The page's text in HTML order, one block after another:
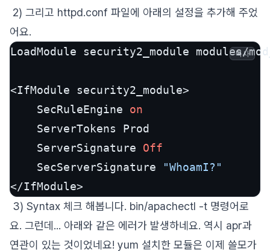
2) 그리고 httpd.conf 파일에 아래의 설정을 추가해 주었
어요.
LoadModule security2_module modules/
<IfModule security2_module>
    SecRuleEngine
on
    ServerTokens Prod
    ServerSignature
Off
    SecServerSignature
"WhoamI?"
</IfModule>
복사
3) Syntax 체크 해봅니다. bin/apachectl -t 명령어로
요. 그런데... 아래와 같은 에러가 발생하네요. 역시 apr과
연관이 있는 것이었네요! yum 설치한 모듈은 이제 쓸모가